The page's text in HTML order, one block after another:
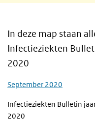
In deze map staan
Infectieziekten
2020
September 2020
Infectieziekten Bulletin
2020